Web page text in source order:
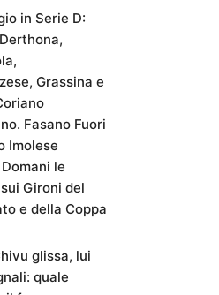
in Serie D:
Grassina e
Fasano Fuori
Imolese
le
Gironi del
e della Coppa
glissa, lui
quale